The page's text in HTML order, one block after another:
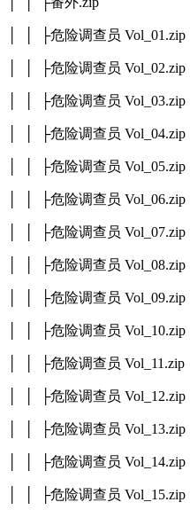
│ │ ├危险调查员 Vol_01.zip
│ │ ├危险调查员 Vol_02.zip
│ │ ├危险调查员 Vol_03.zip
│ │ ├危险调查员 Vol_04.zip
│ │ ├危险调查员 Vol_05.zip
│ │ ├危险调查员 Vol_06.zip
│ │ ├危险调查员 Vol_07.zip
│ │ ├危险调查员 Vol_08.zip
│ │ ├危险调查员 Vol_09.zip
│ │ ├危险调查员 Vol_10.zip
│ │ ├危险调查员 Vol_11.zip
│ │ ├危险调查员 Vol_12.zip
│ │ ├危险调查员 Vol_13.zip
│ │ ├危险调查员 Vol_14.zip
│ │ ├危险调查员 Vol_15.zip